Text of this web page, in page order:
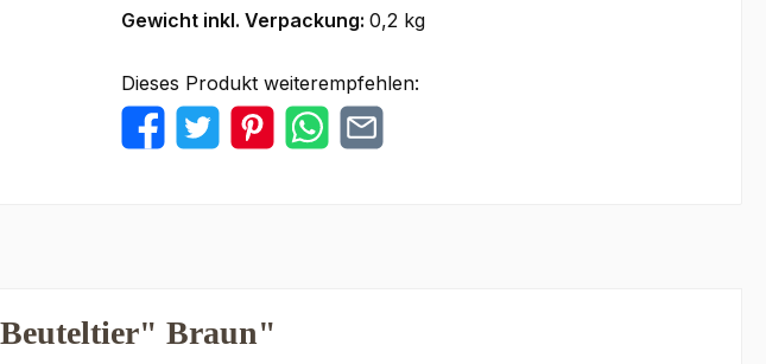
Gewicht inkl. Verpackung: 0,2 kg
Dieses Produkt weiterempfehlen:
Braun"